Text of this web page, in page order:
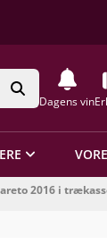
Dagens vin
2016 i